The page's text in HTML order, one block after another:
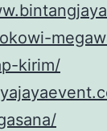
kirim/